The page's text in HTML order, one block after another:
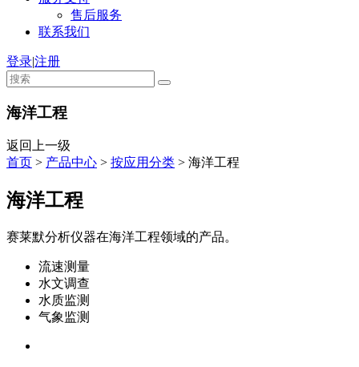
售后服务
联系我们
登录|注册
海洋工程
返回上一级
首页 > 产品中心 > 按应用分类 > 海洋工程
海洋工程
赛莱默分析仪器在海洋工程领域的产品。
流速测量
水文调查
水质监测
气象监测